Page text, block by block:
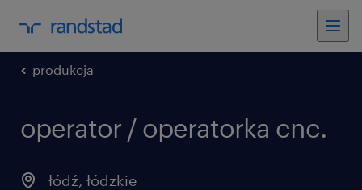
produkcja
operator / operatorka cnc.
łódź, łódzkie